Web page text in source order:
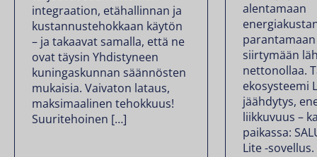
integraation, etähallinnan ja
kustannustehokkaan käytön
– ja takaavat samalla, että ne
ovat täysin Yhdistyneen
kuningaskunnan säännösten
mukaisia. Vaivaton lataus,
maksimaalinen tehokkuus!
Suuritehoinen […]
alentamaan
siirtymään
nettonollaa.
ekosysteemi
jäähdytys,
liikkuvuus –
paikassa:
Lite -